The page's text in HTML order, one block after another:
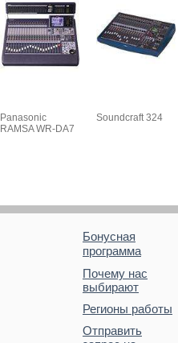
Panasonic
RAMSA WR-DA7
Soundcraft 324
Бонусная
программа
Почему нас
выбирают
Регионы работы
Отправить